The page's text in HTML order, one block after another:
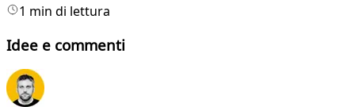
1 min di lettura
Idee e commenti